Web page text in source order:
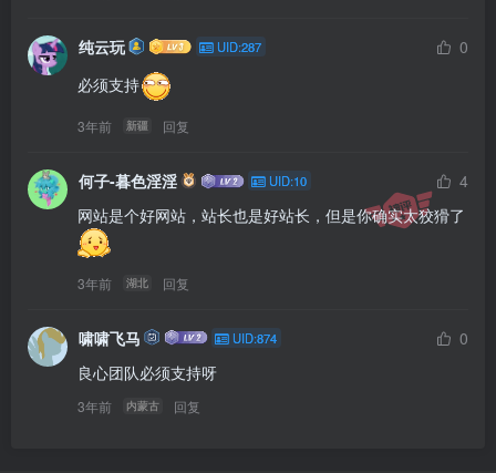
纯云玩 UID:287
0
必须支持
3年前 新疆 回复
何子-暮色淫淫 UID:10
4
网站是个好网站，站长也是好站长，但是你确实太狡猾了
3年前 湖北 回复
啸啸飞马 UID:874
0
良心团队必须支持呀
3年前 内蒙古 回复